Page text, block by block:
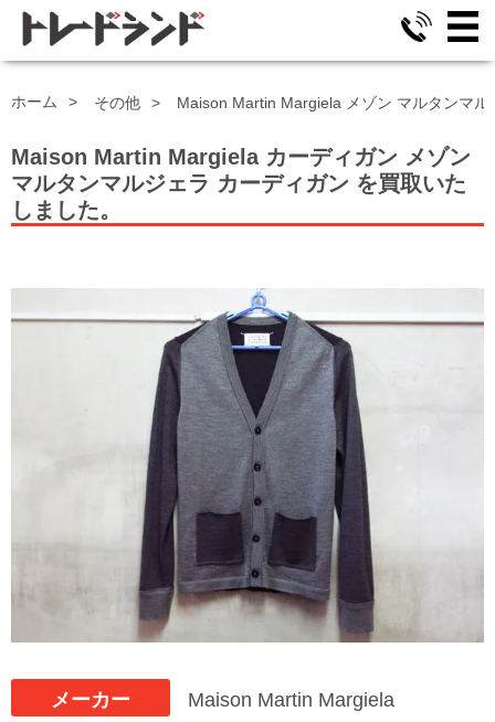
ホーム その他 Maison Martin Margiela メゾン マルタンマル
Maison Martin Margiela カーディガン メゾン
マルタンマルジェラ カーディガン を買取いた
しました。
メーカー Maison Martin Margiela